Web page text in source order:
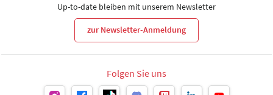
Up-to-date bleiben mit unserem Newsletter
zur Newsletter-Anmeldung
Folgen Sie uns